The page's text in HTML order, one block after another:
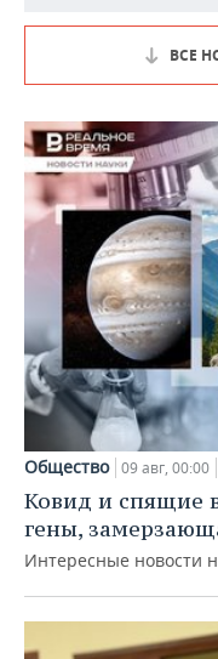
ВСЕ
Общество 09 авг, 00:00
Ковид и спящие
гены,
Интересные новости